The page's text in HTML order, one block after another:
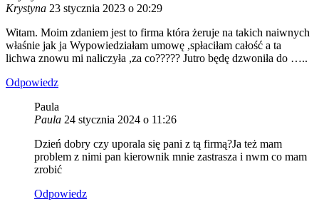
Krystyna 23 stycznia 2023 o 20:29
Witam. Moim zdaniem jest to firma która żeruje na takich naiwnych
właśnie jak ja Wypowiedziałam umowę ,spłaciłam całość a ta
lichwa znowu mi naliczyła ,za co????? Jutro będę dzwoniła do …..
Odpowiedz
Paula
Paula 24 stycznia 2024 o 11:26
Dzień dobry czy uporala się pani z tą firmą?Ja też mam
problem z nimi pan kierownik mnie zastrasza i nwm co mam
zrobić
Odpowiedz